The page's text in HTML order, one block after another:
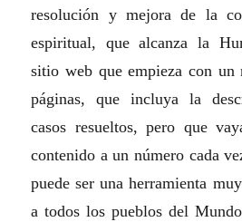
resolución y mejora de la
espiritual, que alcanza la
sitio web que empieza con un
páginas, que incluya la
casos resueltos, pero que
contenido a un número cada
puede ser una herramienta
a todos los pueblos del